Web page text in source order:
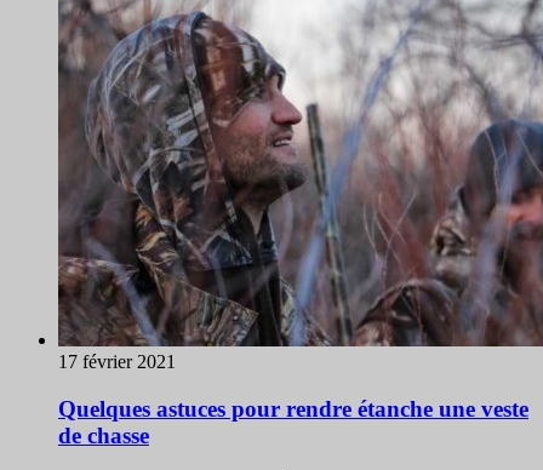
17 février 2021
Quelques astuces pour rendre étanche une veste
de chasse